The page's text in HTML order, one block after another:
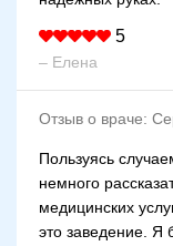
5
– Елена
Отзыв о враче:
Пользуясь
немного
медицинских
это заведение. Я